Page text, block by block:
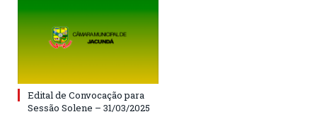
Edital de Convocação para
Sessão Solene – 31/03/2025